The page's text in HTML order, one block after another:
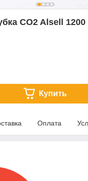
CO2 Alsell 1200
Купить
Оплата